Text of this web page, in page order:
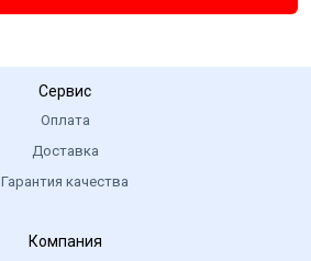
Сервис
Оплата
Доставка
Гарантия качества
Компания